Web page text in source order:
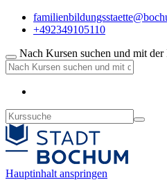
+492349105110
Nach Kursen suchen und mit der
Hauptinhalt anspringen